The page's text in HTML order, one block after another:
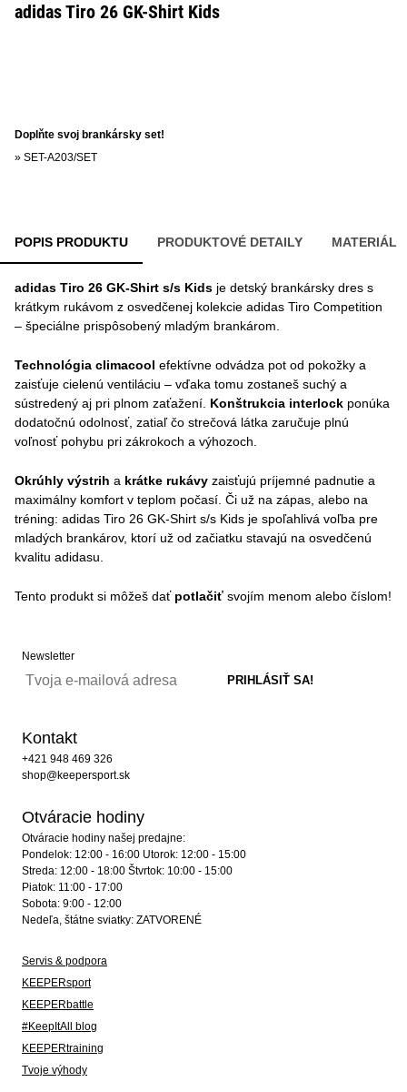
adidas Tiro 26 GK-Shirt Kids
Doplňte svoj brankársky set!
» SET-A203/SET
POPIS PRODUKTU PRODUKTOVÉ DETAILY MATERIÁL
adidas Tiro 26 GK-Shirt s/s Kids je detský brankársky dres s
krátkym rukávom z osvedčenej kolekcie adidas Tiro Competition
– špeciálne prispôsobený mladým brankárom.
Technológia climacool efektívne odvádza pot od pokožky a
zaisťuje cielenú ventiláciu – vďaka tomu zostaneš suchý a
sústredený aj pri plnom zaťažení. Konštrukcia interlock ponúka
dodatočnú odolnosť, zatiaľ čo strečová látka zaručuje plnú
voľnosť pohybu pri zákrokoch a výhozoch.
Okrúhly výstrih a krátke rukávy zaisťujú príjemné padnutie a
maximálny komfort v teplom počasí. Či už na zápas, alebo na
tréning: adidas Tiro 26 GK-Shirt s/s Kids je spoľahlivá voľba pre
mladých brankárov, ktorí už od začiatku stavajú na osvedčenú
kvalitu adidasu.
Tento produkt si môžeš dať potlačiť svojím menom alebo číslom!
Newsletter
Kontakt
+421 948 469 326
shop@keepersport.sk
Otváracie hodiny
Otváracie hodiny našej predajne:
Pondelok: 12:00 - 16:00 Utorok: 12:00 - 15:00
Streda: 12:00 - 18:00 Štvrtok: 10:00 - 15:00
Piatok: 11:00 - 17:00
Sobota: 9:00 - 12:00
Nedeľa, štátne sviatky: ZATVORENÉ
Servis & podpora
KEEPERsport
KEEPERbattle
#KeepItAll blog
KEEPERtraining
Tvoje výhody